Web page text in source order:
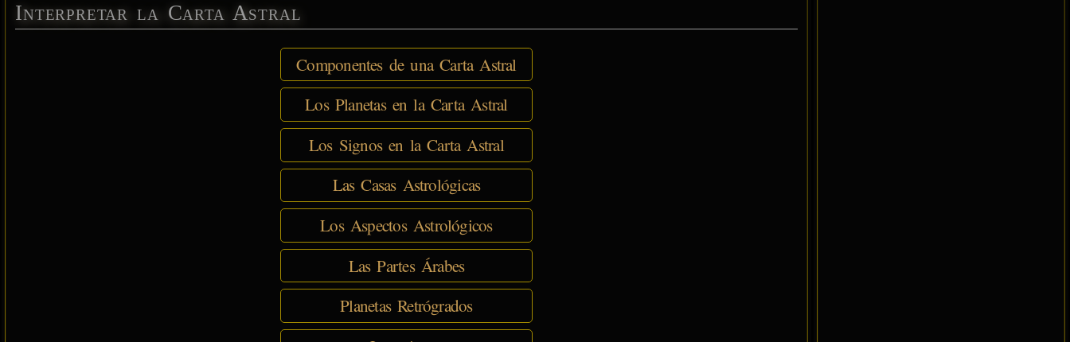
Interpretar la Carta Astral
Componentes de una Carta Astral
Los Planetas en la Carta Astral
Los Signos en la Carta Astral
Las Casas Astrológicas
Los Aspectos Astrológicos
Las Partes Árabes
Planetas Retrógrados